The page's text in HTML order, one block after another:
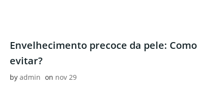
Envelhecimento precoce da pele: Como
evitar?
by admin on nov 29